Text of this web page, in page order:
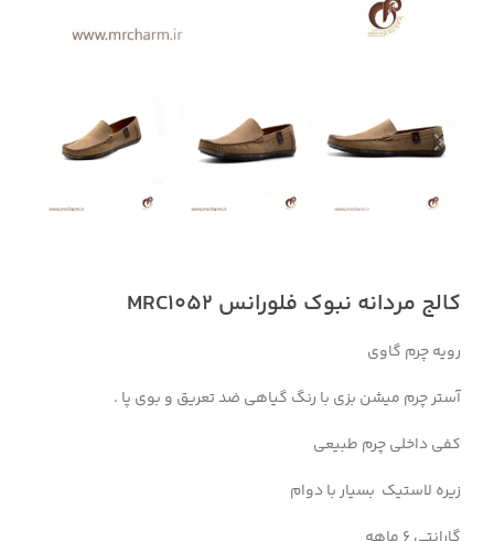
کالج مردانه نبوک فلورانس MRC1052
رویه چرم گاوی
آستر چرم میشن بزی با رنگ گیاهی ضد تعریق و بوی پا .
کفی داخلی چرم طبیعی
زیره لاستیک بسیار با دوام